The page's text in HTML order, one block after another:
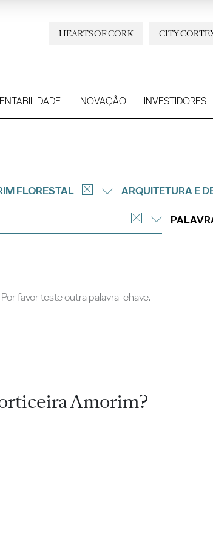
CITY
HEARTS OF CORK
INOVAÇÃO INVESTIDORES
FLORESTAL ARQUITETURA E
favor teste outra palavra-chave.
Amorim?